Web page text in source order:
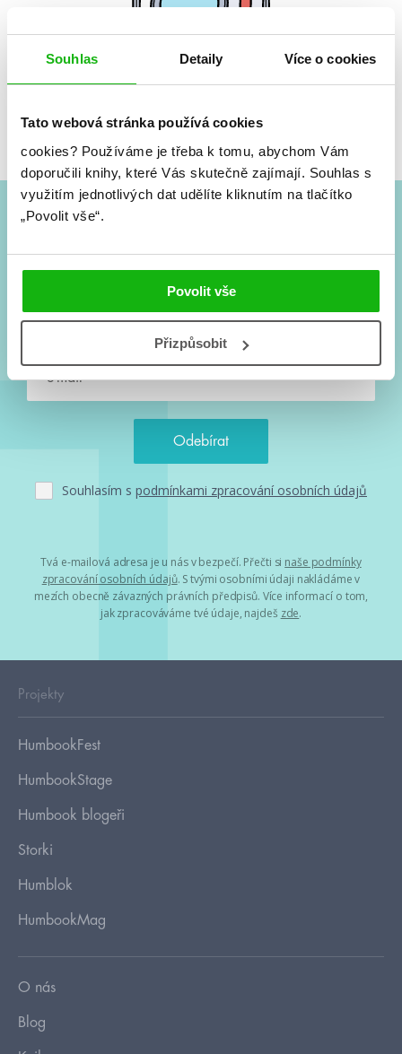
Souhlas Detaily Více o cookies
Tato webová stránka používá cookies
cookies? Používáme je třeba k tomu, abychom Vám
doporučili knihy, které Vás skutečně zajímají. Souhlas s
využitím jednotlivých dat udělíte kliknutím na tlačítko
„Povolit vše“.
Povolit vše
Přizpůsobit
Žádné knihy nenalezeny.
Nové knihy, co se chystá, kvízy, soutěže, autoři, filmové
a seriálové adaptace a další.
Souhlasím s podmínkami zpracování osobních údajů
Tvá e-mailová adresa je u nás v bezpečí. Přečti si naše podmínky
zpracování osobních údajů. S tvými osobními údaji nakládáme v
mezích obecně závazných právních předpisů. Více informací o tom,
jak zpracováváme tvé údaje, najdeš zde.
Projekty
HumbookFest
HumbookStage
Humbook blogeři
Storki
Humblok
HumbookMag
O nás
Blog